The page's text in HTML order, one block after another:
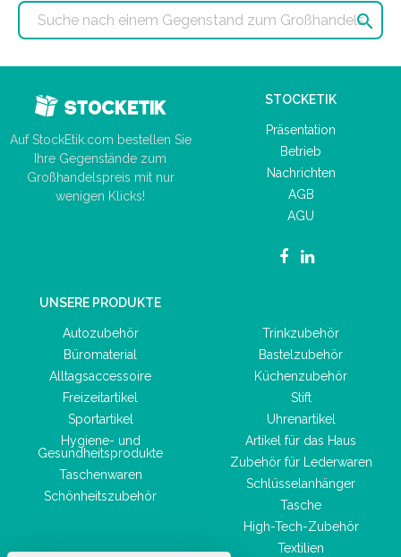

Auf StockEtik.com bestellen Sie
Ihre Gegenstände zum
Großhandelspreis mit nur
wenigen Klicks!
STOCKETIK
Präsentation
Betrieb
Nachrichten
AGB
AGU
UNSERE PRODUKTE
Autozubehör
Büromaterial
Alltagsaccessoire
Freizeitartikel
Sportartikel
Hygiene- und
Gesundheitsprodukte
Taschenwaren
Schönheitszubehör
Trinkzubehör
Bastelzubehör
Küchenzubehör
Stift
Uhrenartikel
Artikel für das Haus
Zubehör für Lederwaren
Schlüsselanhänger
Tasche
High-Tech-Zubehör
Textilien